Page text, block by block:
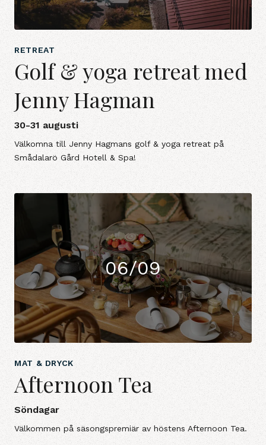
RETREAT
Golf & yoga retreat med
Jenny Hagman
30-31 augusti
Välkomna till Jenny Hagmans golf & yoga retreat på
Smådalarö Gård Hotell & Spa!
06/09
MAT & DRYCK
Afternoon Tea
Söndagar
Välkommen på säsongspremiär av höstens Afternoon Tea.